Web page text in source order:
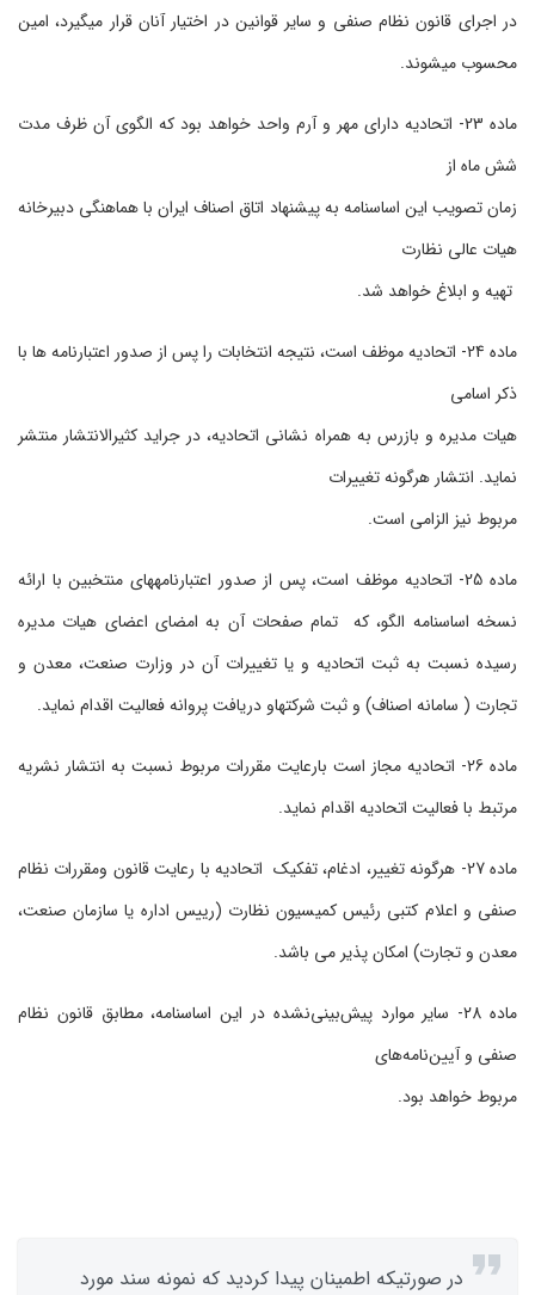
در اجرای قانون نظام صنفی و سایر قوانین در اختیار آنان قرار می‏گیرد، امین
محسوب می‏شوند.
ماده 23- اتحادیه دارای مهر و آرم واحد خواهد بود که الگوی آن ظرف مدت
شش ماه از
زمان تصویب این اساسنامه به پیشنهاد اتاق اصناف ایران با هماهنگی دبیرخانه
هیات عالی نظارت
تهیه و ابلاغ خواهد شد.
ماده 24- اتحادیه موظف است، نتیجه انتخابات را پس از صدور اعتبارنامه ها با
ذکر اسامی
هیات مدیره و بازرس به همراه نشانی اتحادیه، در جراید کثیرالانتشار منتشر
نماید. انتشار هرگونه تغییرات
مربوط نیز الزامی است.
ماده 25- اتحادیه موظف است، پس از صدور اعتبارنامه‏های منتخبین با ارائه
نسخه اساسنامه الگو، که تمام صفحات آن به امضای اعضای هیات مدیره
رسیده نسبت به ثبت اتحادیه و یا تغییرات آن در وزارت صنعت، معدن و
تجارت ( سامانه اصناف) و ثبت شرکتهاو دریافت پروانه فعالیت اقدام نماید.
ماده 26- اتحادیه مجاز است بارعایت مقررات مربوط نسبت به انتشار نشریه
مرتبط با فعالیت اتحادیه اقدام نماید.
ماده 27- هرگونه تغییر، ادغام، تفکیک اتحادیه با رعایت قانون ومقررات نظام
صنفی و اعلام کتبی رئیس کمیسیون نظارت (رییس اداره یا سازمان صنعت،
معدن و تجارت) امکان پذیر می باشد.
ماده 28- سایر موارد پیش‌بینی‌نشده در این اساسنامه، مطابق قانون نظام
صنفی و آیین‌نامه‌های
مربوط خواهد بود.
در صورتیکه اطمینان پیدا کردید که نمونه سند مورد